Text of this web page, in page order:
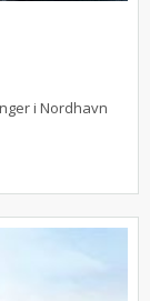
i Nordhavn